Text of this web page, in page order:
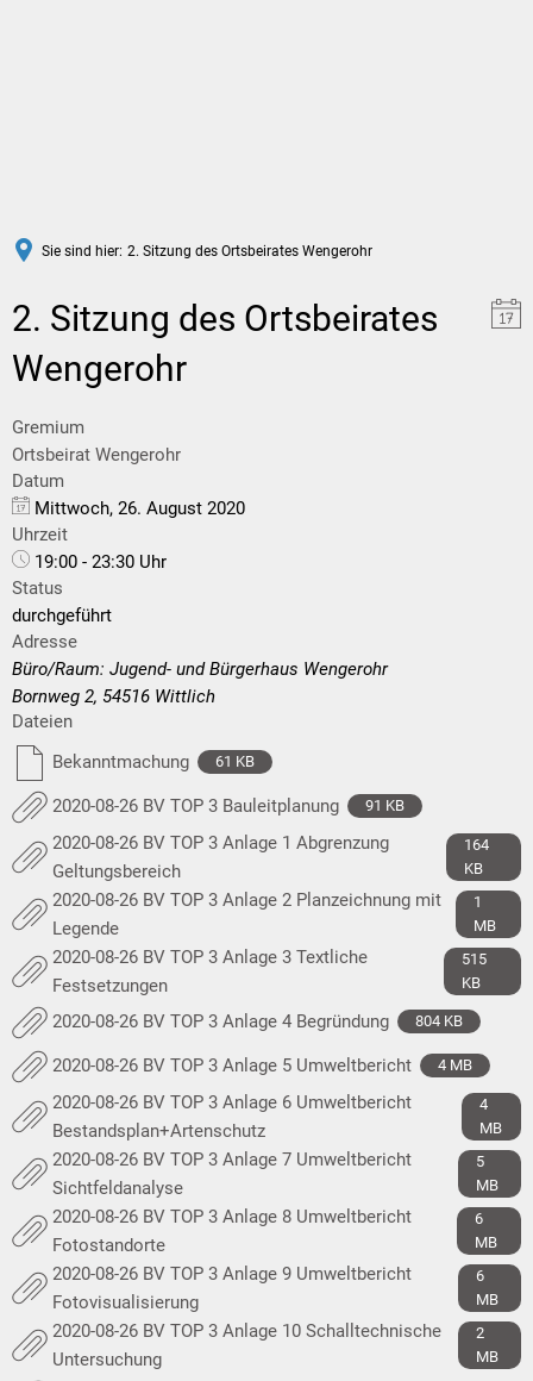
Sie sind hier: 2. Sitzung des Ortsbeirates Wengerohr
2. Sitzung des Ortsbeirates
Wengerohr
Gremium
Ortsbeirat Wengerohr
Datum
Mittwoch, 26. August 2020
Uhrzeit
19:00 - 23:30 Uhr
Status
durchgeführt
Adresse
Büro/Raum: Jugend- und Bürgerhaus Wengerohr
Bornweg 2, 54516 Wittlich
Dateien
Bekanntmachung
61 KB
2020-08-26 BV TOP 3 Bauleitplanung 91 KB
2020-08-26 BV TOP 3 Anlage 1 Abgrenzung
Geltungsbereich
164
KB
2020-08-26 BV TOP 3 Anlage 2 Planzeichnung mit
Legende
1
MB
2020-08-26 BV TOP 3 Anlage 3 Textliche
Festsetzungen
515
KB
2020-08-26 BV TOP 3 Anlage 4 Begründung 804 KB
2020-08-26 BV TOP 3 Anlage 5 Umweltbericht 4 MB
2020-08-26 BV TOP 3 Anlage 6 Umweltbericht
Bestandsplan+Artenschutz
4
MB
2020-08-26 BV TOP 3 Anlage 7 Umweltbericht
Sichtfeldanalyse
5
MB
2020-08-26 BV TOP 3 Anlage 8 Umweltbericht
Fotostandorte
6
MB
2020-08-26 BV TOP 3 Anlage 9 Umweltbericht
Fotovisualisierung
6
MB
2020-08-26 BV TOP 3 Anlage 10 Schalltechnische
Untersuchung
2
MB